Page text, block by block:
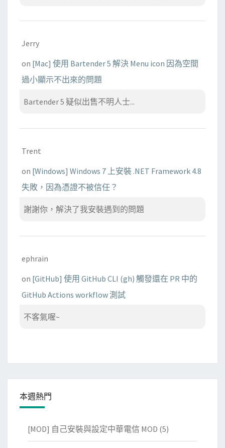
Jerry
on [Mac] 使用 Bartender 5 解決 Menu icon 因為空間
過小顯示不出來的問題
Bartender 5 疑似出售不明人士...
Trent
on [Windows] Windows 7 上安裝 .NET Framework 4.8
失敗，因為憑證不被信任？
謝謝你，解決了我安裝遇到的問題
ephrain
on [GitHub] 使用 GitHub CLI (gh) 觸發還在 PR 中的
GitHub Actions workflow 測試
不客氣喔~
本週熱門
[MOD] 自己安裝與設定中華電信 MOD (5)